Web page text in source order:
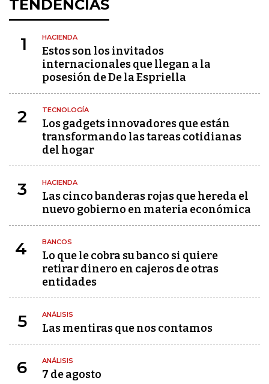
TENDENCIAS
1 HACIENDA
Estos son los invitados
internacionales que llegan a la
posesión de De la Espriella
2 TECNOLOGÍA
Los gadgets innovadores que están
transformando las tareas cotidianas
del hogar
3 HACIENDA
Las cinco banderas rojas que hereda el
nuevo gobierno en materia económica
4 BANCOS
Lo que le cobra su banco si quiere
retirar dinero en cajeros de otras
entidades
5 ANÁLISIS
Las mentiras que nos contamos
6 ANÁLISIS
7 de agosto